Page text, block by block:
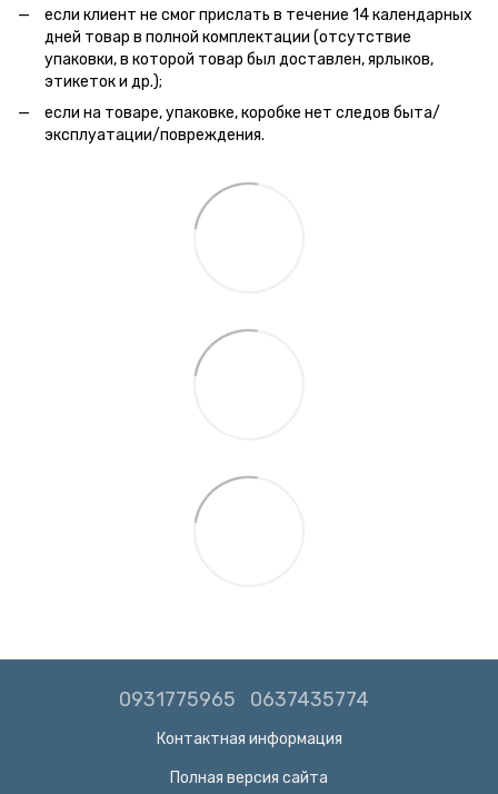
если клиент не смог прислать в течение 14 календарных
дней товар в полной комплектации (отсутствие
упаковки, в которой товар был доставлен, ярлыков,
этикеток и др.);
если на товаре, упаковке, коробке нет следов быта/
эксплуатации/повреждения.
0931775965 0637435774
Контактная информация
Полная версия сайта